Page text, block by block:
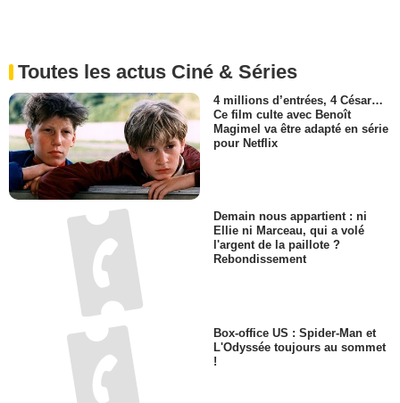
Toutes les actus Ciné & Séries
4 millions d’entrées, 4 César…
Ce film culte avec Benoît
Magimel va être adapté en série
pour Netflix
Demain nous appartient : ni
Ellie ni Marceau, qui a volé
l'argent de la paillote ?
Rebondissement
Box-office US : Spider-Man et
L'Odyssée toujours au sommet
!